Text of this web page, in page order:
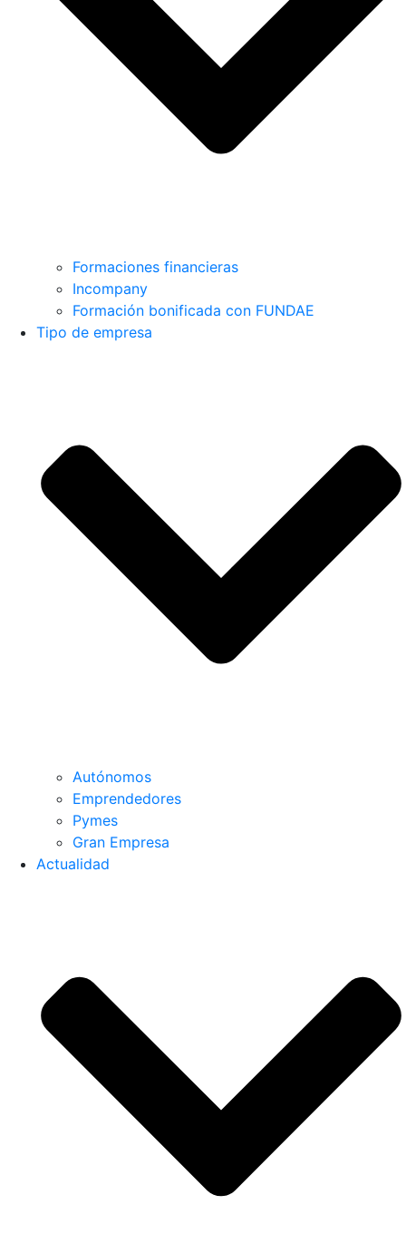
Formaciones financieras
Incompany
Formación bonificada con FUNDAE
Tipo de empresa
Autónomos
Emprendedores
Pymes
Gran Empresa
Actualidad